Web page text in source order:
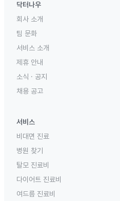
닥터나우
회사 소개
팀 문화
서비스 소개
제휴 안내
소식 · 공지
채용 공고
서비스
비대면 진료
병원 찾기
탈모 진료비
다이어트 진료비
여드름 진료비